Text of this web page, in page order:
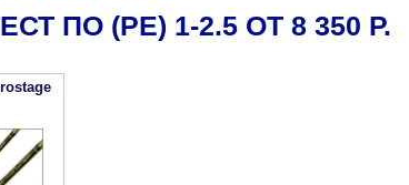
ПО (РЕ) 1-2.5 ОТ 8 350 Р.